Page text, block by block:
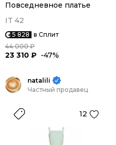
Повседневное платье
IT 42
5 828 в Сплит
44 000 ₽
23 310 ₽ -47%
natalili
Частный продавец
12